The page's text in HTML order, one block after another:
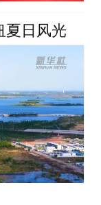
夏日风光